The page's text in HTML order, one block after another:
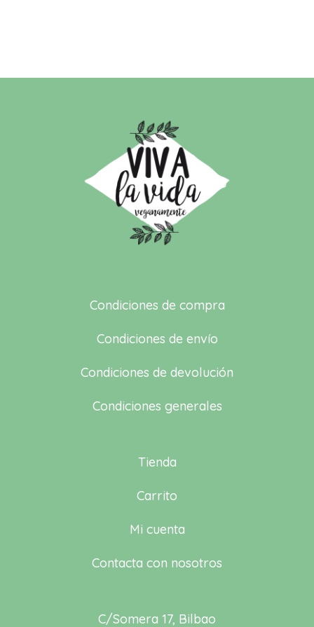
Condiciones de compra
Condiciones de envío
Condiciones de devolución
Condiciones generales
Tienda
Carrito
Mi cuenta
Contacta con nosotros
C/Somera 17, Bilbao